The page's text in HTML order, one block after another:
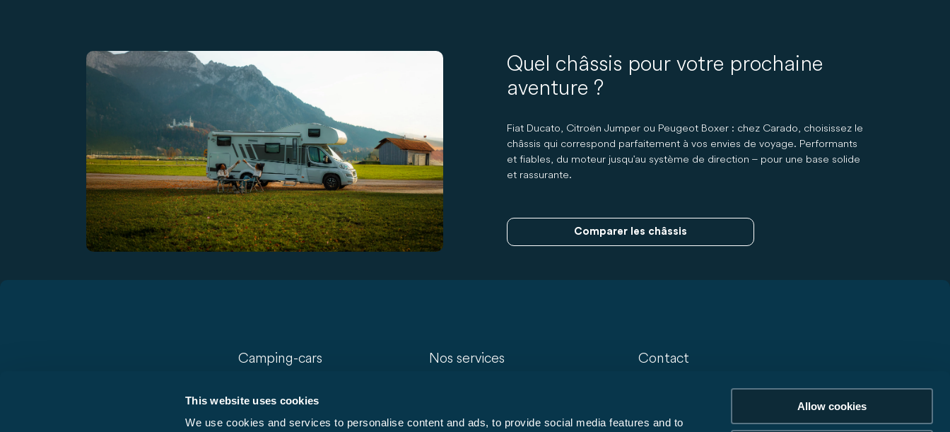
This website uses cookies
We use cookies and services to personalise content and ads, to provide social media features and to
Allow cookies
Quel châssis pour votre prochaine
aventure ?
Fiat Ducato, Citroën Jumper ou Peugeot Boxer : chez Carado, choisissez le
châssis qui correspond parfaitement à vos envies de voyage. Performants
et fiables, du moteur jusqu'au système de direction – pour une base solide
et rassurante.
Comparer les châssis
Camping-cars Nos services Contact